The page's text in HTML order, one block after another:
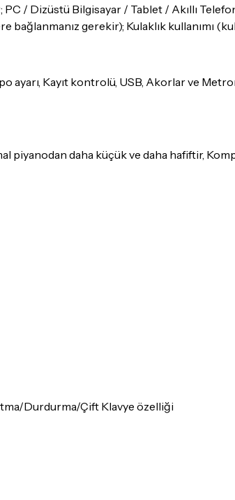
/ Dizüstü Bilgisayar / Tablet / Akıllı
gerekir); Kulaklık kullanımı
ayarı, Kayıt kontrolü, USB, Akorlar ve
piyanodan daha küçük ve daha hafiftir,
Durdurma/Çift Klavye özelliği